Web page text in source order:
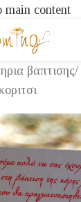
main content
βαπτισης/